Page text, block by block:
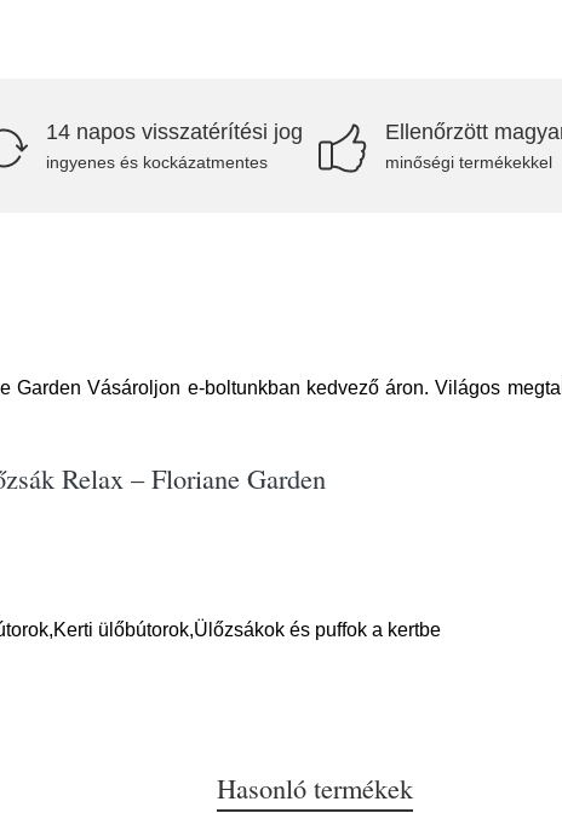
14 napos visszatérítési jog
ingyenes és kockázatmentes
Ellenőrzött
minőségi termékekkel
Garden Vásároljon e-boltunkban kedvező áron. Világos
Relax – Floriane Garden
ülőbútorok,Ülőzsákok és puffok a kertbe
Hasonló termékek